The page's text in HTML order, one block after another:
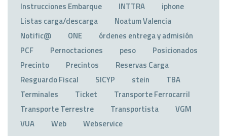
Instrucciones Embarque
INTTRA
iphone
Listas carga/descarga
Noatum Valencia
Notific@
ONE
órdenes entrega y admisión
PCF
Pernoctaciones peso
Posicionados
Precinto
Precintos
Reservas Carga
Resguardo Fiscal
SICYP stein
TBA
Terminales
Ticket
Transporte Ferrocarril
Transporte Terrestre
Transportista
VGM
VUA
Web Webservice